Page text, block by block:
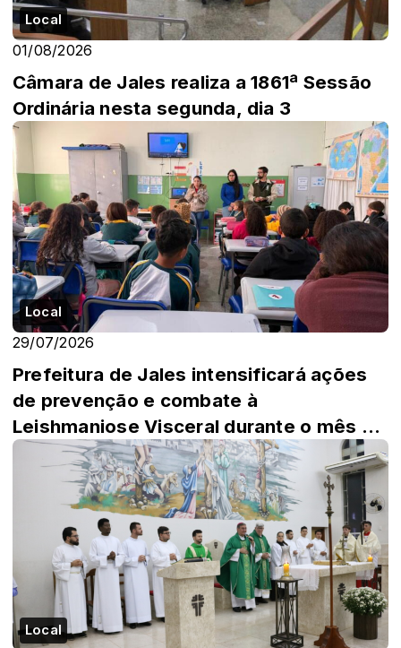
Local
01/08/2026
Câmara de Jales realiza a 1861ª Sessão
Ordinária nesta segunda, dia 3
Local
29/07/2026
Prefeitura de Jales intensificará ações
de prevenção e combate à
Leishmaniose Visceral durante o mês de
agosto
Local